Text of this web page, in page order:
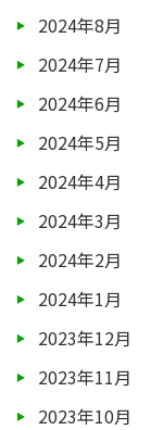
2024年8月
2024年7月
2024年6月
2024年5月
2024年4月
2024年3月
2024年2月
2024年1月
2023年12月
2023年11月
2023年10月